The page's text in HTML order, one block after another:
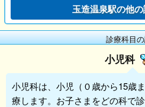
玉造温泉駅の他
診療科目
小児科
小児科は、小児（０歳から15歳
療します。お子さまをどの科で